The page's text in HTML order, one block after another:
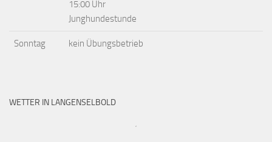
15:00 Uhr
Junghundestunde
Sonntag kein Übungsbetrieb
WETTER IN LANGENSELBOLD
,